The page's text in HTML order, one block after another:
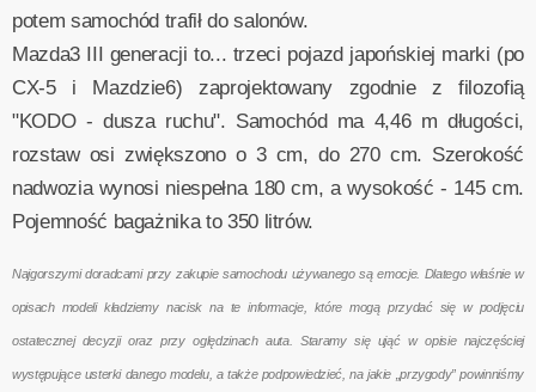
potem samochód trafił do salonów.
Mazda3 III generacji to... trzeci pojazd japońskiej marki (po
CX-5 i Mazdzie6) zaprojektowany zgodnie z filozofią
"KODO - dusza ruchu". Samochód ma 4,46 m długości,
rozstaw osi zwiększono o 3 cm, do 270 cm. Szerokość
nadwozia wynosi niespełna 180 cm, a wysokość - 145 cm.
Pojemność bagażnika to 350 litrów.
Najgorszymi doradcami przy zakupie samochodu używanego są emocje. Dlatego właśnie w
opisach modeli kładziemy nacisk na te informacje, które mogą przydać się w podjęciu
ostatecznej decyzji oraz przy oględzinach auta. Staramy się ująć w opisie najczęściej
występujące usterki danego modelu, a także podpowiedzieć, na jakie „przygody” powinniśmy